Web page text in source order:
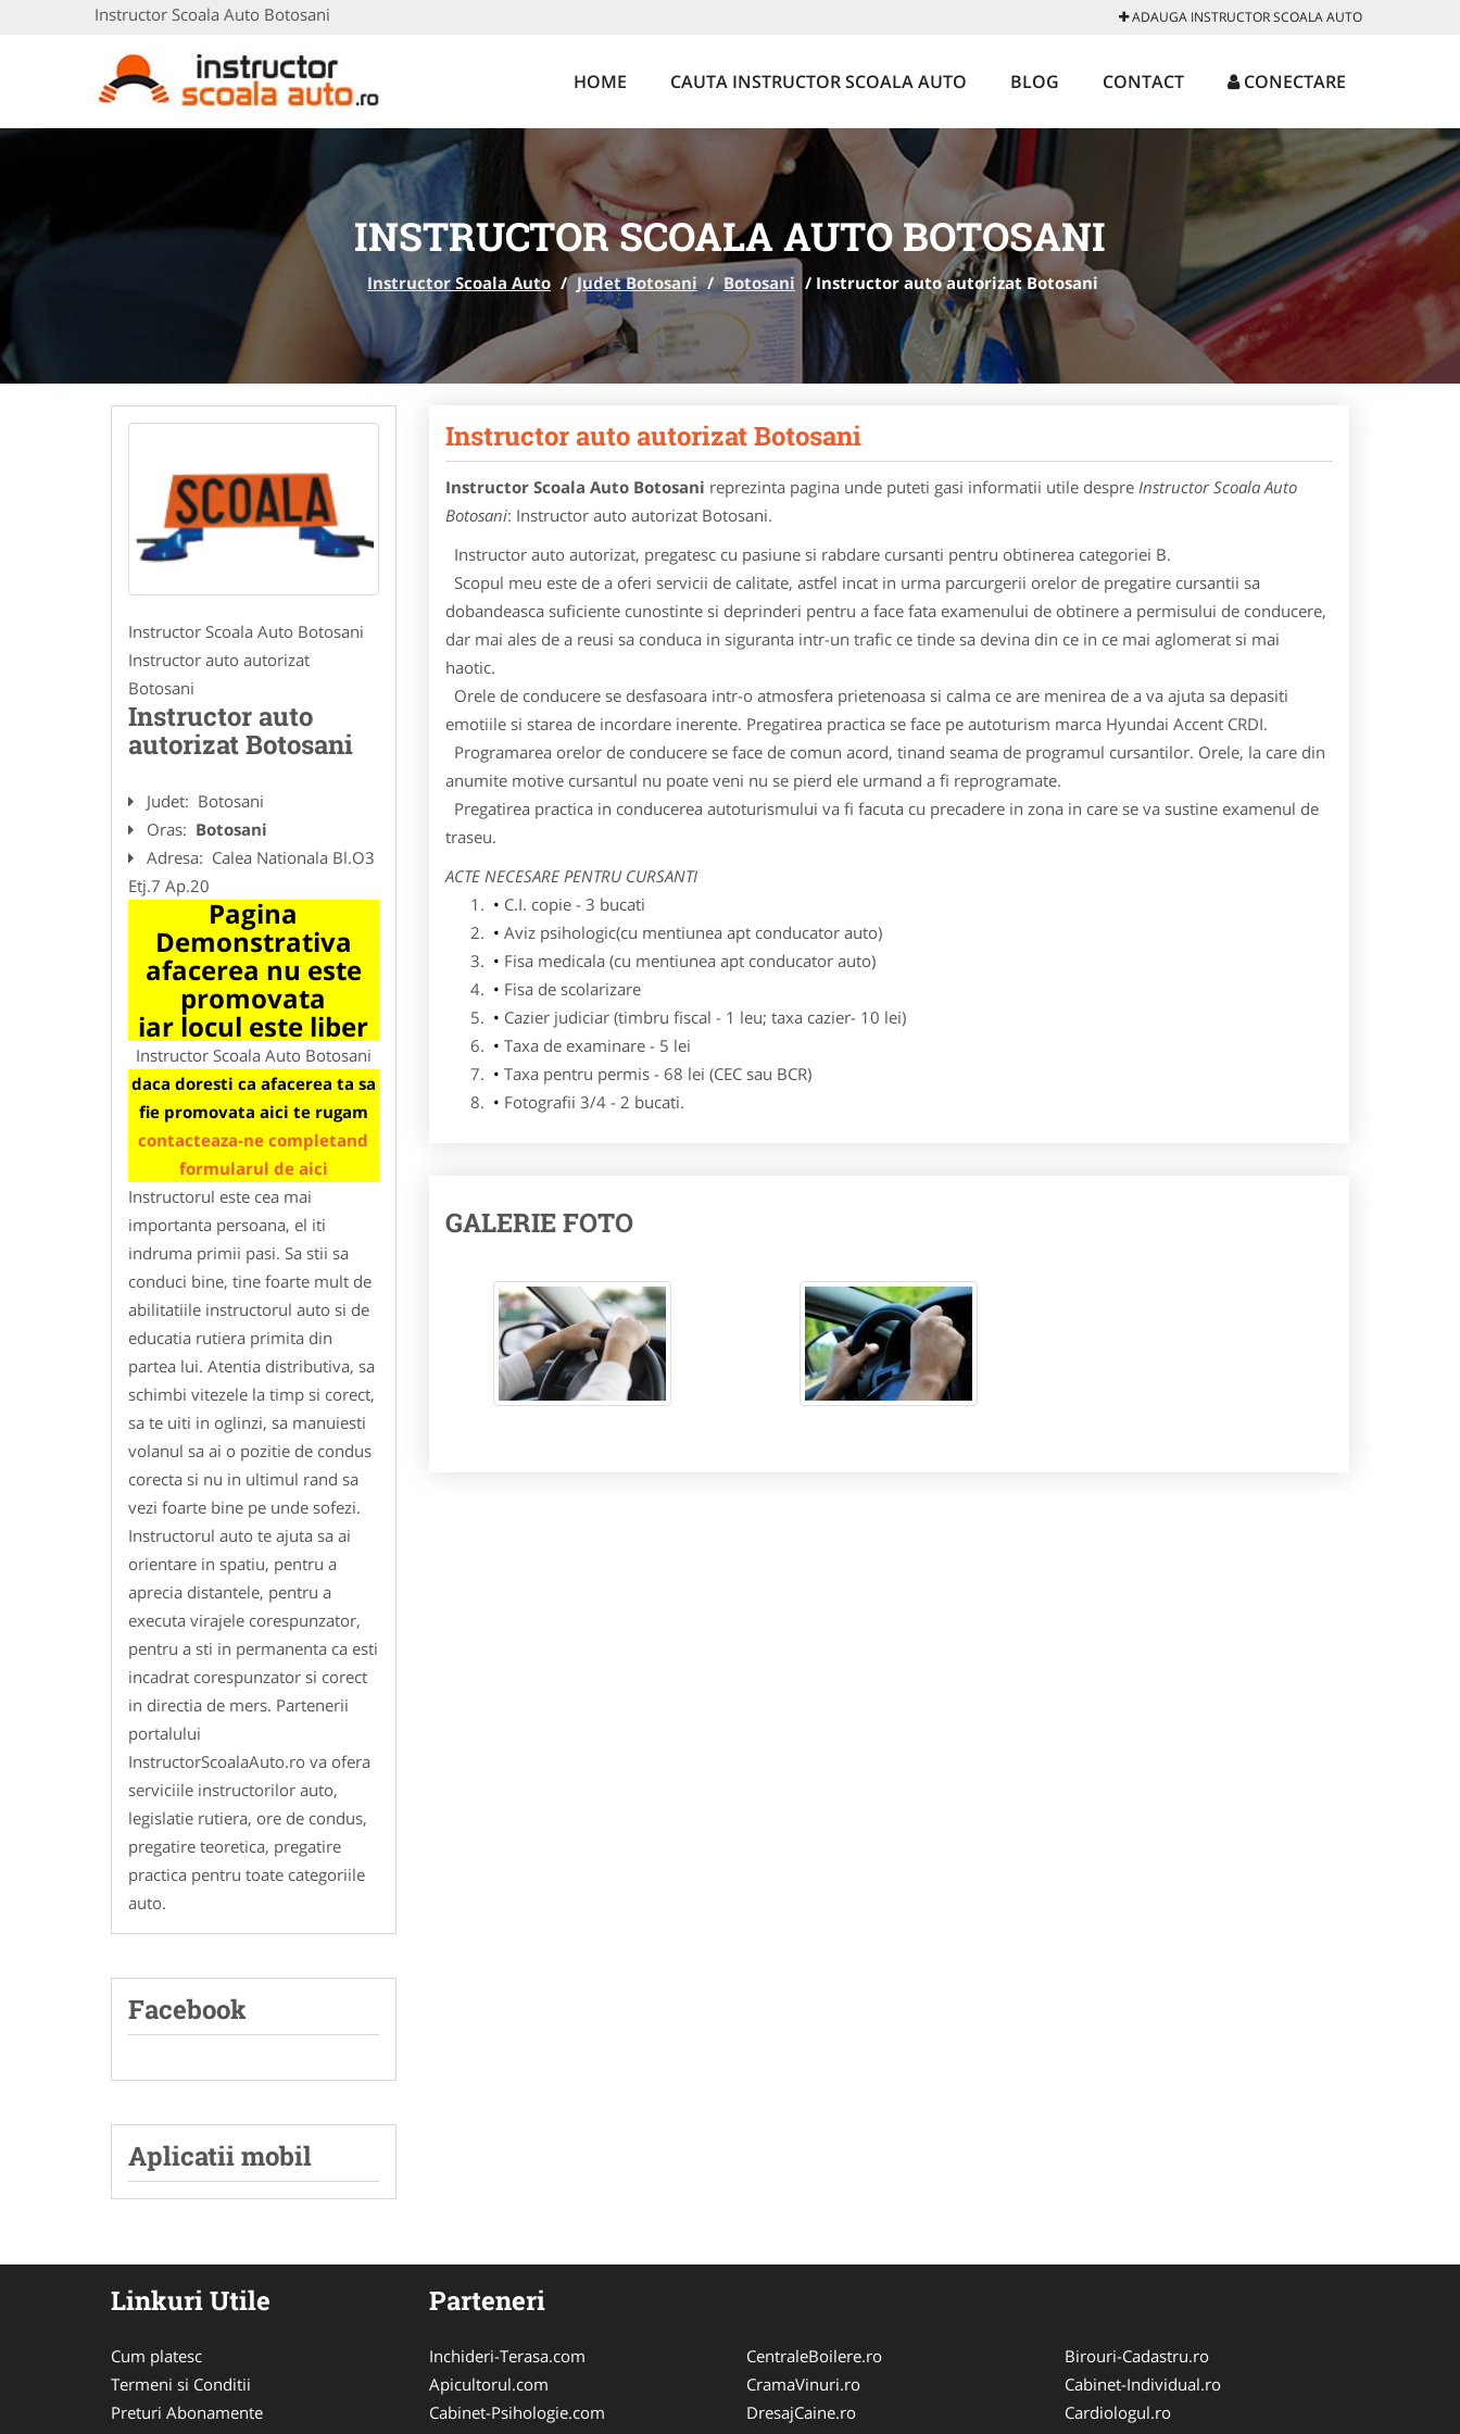
Instructor Scoala Auto Botosani ADAUGA INSTRUCTOR SCOALA AUTO
HOME CAUTA INSTRUCTOR SCOALA AUTO BLOG CONTACT CONECTARE
INSTRUCTOR SCOALA AUTO BOTOSANI
Instructor Scoala Auto / Judet Botosani / Botosani / Instructor auto autorizat Botosani
Instructor Scoala Auto Botosani
Instructor auto autorizat
Botosani
Instructor auto
autorizat Botosani
Judet: Botosani
Oras: Botosani
Adresa: Calea Nationala Bl.O3
Etj.7 Ap.20
Pagina
Demonstrativa
afacerea nu este
promovata
iar locul este liber
Instructor Scoala Auto Botosani
daca doresti ca afacerea ta sa
fie promovata aici te rugam
contacteaza-ne completand
formularul de aici
Instructorul este cea mai
importanta persoana, el iti
indruma primii pasi. Sa stii sa
conduci bine, tine foarte mult de
abilitatiile instructorul auto si de
educatia rutiera primita din
partea lui. Atentia distributiva, sa
schimbi vitezele la timp si corect,
sa te uiti in oglinzi, sa manuiesti
volanul sa ai o pozitie de condus
corecta si nu in ultimul rand sa
vezi foarte bine pe unde sofezi.
Instructorul auto te ajuta sa ai
orientare in spatiu, pentru a
aprecia distantele, pentru a
executa virajele corespunzator,
pentru a sti in permanenta ca esti
incadrat corespunzator si corect
in directia de mers. Partenerii
portalului
InstructorScoalaAuto.ro va ofera
serviciile instructorilor auto,
legislatie rutiera, ore de condus,
pregatire teoretica, pregatire
practica pentru toate categoriile
auto.
Facebook
Aplicatii mobil
Instructor auto autorizat Botosani
Instructor Scoala Auto Botosani reprezinta pagina unde puteti gasi informatii utile despre Instructor Scoala Auto
Botosani: Instructor auto autorizat Botosani.
Instructor auto autorizat, pregatesc cu pasiune si rabdare cursanti pentru obtinerea categoriei B.
Scopul meu este de a oferi servicii de calitate, astfel incat in urma parcurgerii orelor de pregatire cursantii sa
dobandeasca suficiente cunostinte si deprinderi pentru a face fata examenului de obtinere a permisului de conducere,
dar mai ales de a reusi sa conduca in siguranta intr-un trafic ce tinde sa devina din ce in ce mai aglomerat si mai
haotic.
Orele de conducere se desfasoara intr-o atmosfera prietenoasa si calma ce are menirea de a va ajuta sa depasiti
emotiile si starea de incordare inerente. Pregatirea practica se face pe autoturism marca Hyundai Accent CRDI.
Programarea orelor de conducere se face de comun acord, tinand seama de programul cursantilor. Orele, la care din
anumite motive cursantul nu poate veni nu se pierd ele urmand a fi reprogramate.
Pregatirea practica in conducerea autoturismului va fi facuta cu precadere in zona in care se va sustine examenul de
traseu.
ACTE NECESARE PENTRU CURSANTI
C.I. copie - 3 bucati
Aviz psihologic(cu mentiunea apt conducator auto)
Fisa medicala (cu mentiunea apt conducator auto)
Fisa de scolarizare
Cazier judiciar (timbru fiscal - 1 leu; taxa cazier- 10 lei)
Taxa de examinare - 5 lei
Taxa pentru permis - 68 lei (CEC sau BCR)
Fotografii 3/4 - 2 bucati.
GALERIE FOTO
Linkuri Utile
Cum platesc
Termeni si Conditii
Preturi Abonamente
Parteneri
Inchideri-Terasa.com
Apicultorul.com
Cabinet-Psihologie.com
CentraleBoilere.ro
CramaVinuri.ro
DresajCaine.ro
Birouri-Cadastru.ro
Cabinet-Individual.ro
Cardiologul.ro